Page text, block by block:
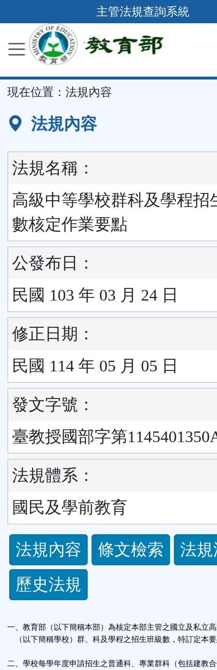
到
要
容
區
主管法規查詢系統
現在位置： 法規內容
法規內容
法規名稱：
高級中等學校群科及學程招
數核定作業要點
公發布日：
民國 103 年 03 月 24 日
修正日期：
民國 114 年 05 月 05 日
發文字號：
臺教授國部字第
法規體系：
國民及學前教育
法
規
功
按
鈕
法規內容 條文檢索
法
歷史法規
一、教育部（以下簡稱本部）為核定本部主管之國立及私立
（以下簡稱學校）群、科及學程之招生班級數，特訂定本
二、學校每學年度申請招生之普通科、專業群科（包括建教